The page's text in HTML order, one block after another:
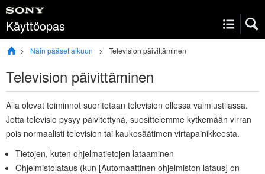
Käyttöopas
Näin pääset alkuun Television päivittäminen
Television päivittäminen
Alla olevat toiminnot suoritetaan television ollessa valmiustilassa.
Jotta televisio pysyy päivitettynä, suosittelemme kytkemään virran
pois normaalisti television tai kaukosäätimen virtapainikkeesta.
Tietojen, kuten ohjelmatietojen lataaminen
Ohjelmistolataus (kun [Automaattinen ohjelmiston lataus] on